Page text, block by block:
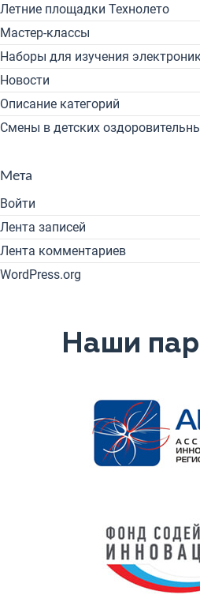
Летние площадки Технолето
Мастер-классы
Наборы для изучения
Новости
Описание категорий
Смены в детских
Мета
Войти
Лента записей
Лента комментариев
WordPress.org
Наши